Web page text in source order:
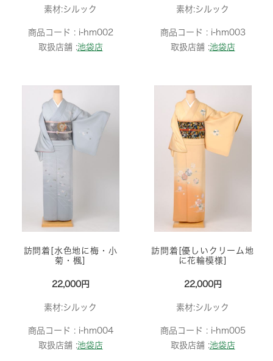
素材:シルック
商品コード : i-hm002
取扱店舗 :池袋店
素材:シルック
商品コード : i-hm003
取扱店舗 :池袋店
訪問着[水色地に梅・小
菊・楓]
22,000円
素材:シルック
商品コード : i-hm004
取扱店舗 :池袋店
訪問着[優しいクリーム地
に花輪模様]
22,000円
素材:シルック
商品コード : i-hm005
取扱店舗 :池袋店